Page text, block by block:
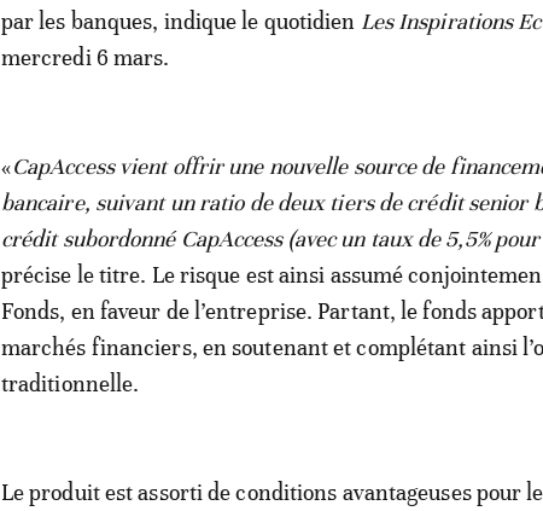
par les banques, indique le quotidien Les Inspirations
mercredi 6 mars.
«CapAccess vient offrir une nouvelle source de
bancaire, suivant un ratio de deux tiers de crédit senior
crédit subordonné CapAccess (avec un taux de 5,5%
précise le titre. Le risque est ainsi assumé
Fonds, en faveur de l’entreprise. Partant, le fonds
marchés financiers, en soutenant et complétant ainsi
traditionnelle.
Le produit est assorti de conditions avantageuses pour